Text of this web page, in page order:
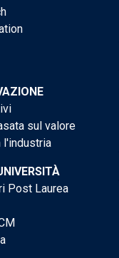
sul valore
l'industria
Post Laurea